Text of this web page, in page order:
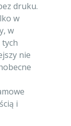
druku.
w
w
nie
i